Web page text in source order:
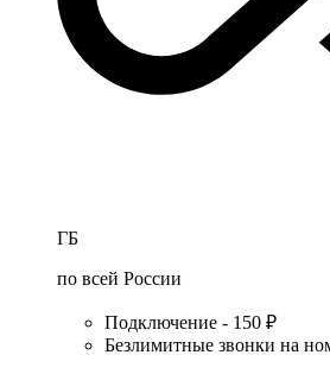
ГБ
по всей России
Подключение - 150 ₽
Безлимитные звонки на